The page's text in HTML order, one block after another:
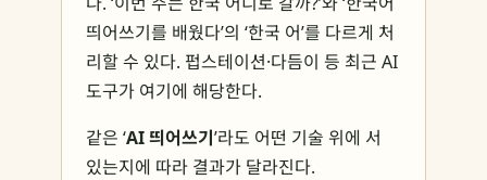
띄어쓰기를 배웠다’의 ‘한국 어’를 다르게 처
리할 수 있다. 펍스테이션·다듬이 등 최근 AI
도구가 여기에 해당한다.
같은 ‘AI 띄어쓰기’라도 어떤 기술 위에 서
있는지에 따라 결과가 달라진다.